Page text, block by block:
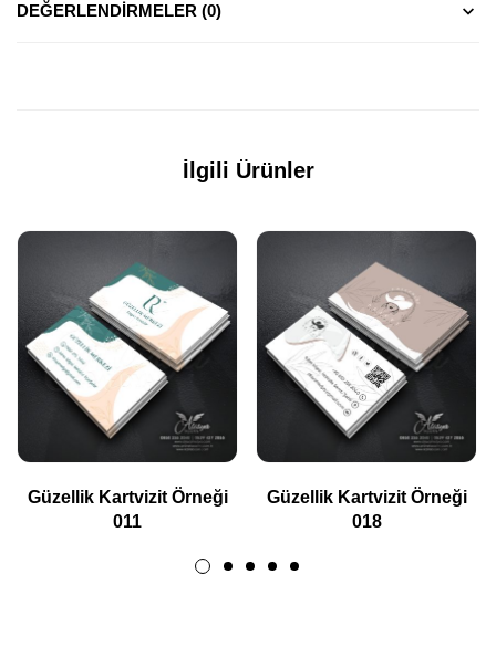
DEĞERLENDIRMELER (0)
İlgili Ürünler
Güzellik Kartvizit Örneği
011
Güzellik Kartvizit Örneği
018